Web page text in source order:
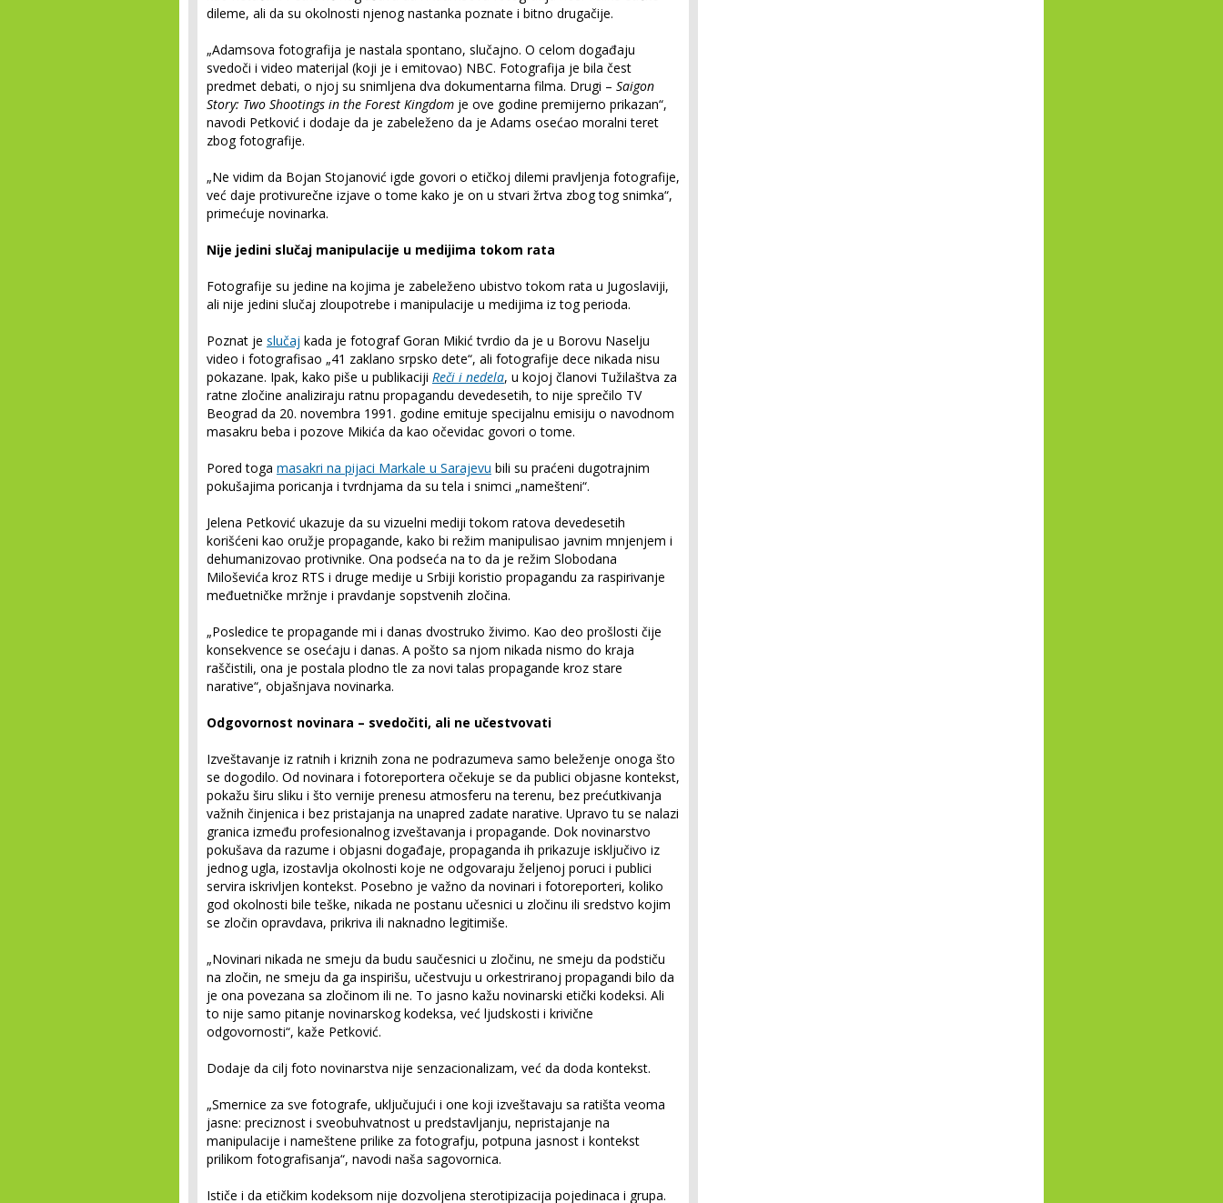
dileme, ali da su okolnosti njenog nastanka poznate i bitno drugačije.
„Adamsova fotografija je nastala spontano, slučajno. O celom događaju
svedoči i video materijal (koji je i emitovao) NBC. Fotografija je bila čest
predmet debati, o njoj su snimljena dva dokumentarna filma. Drugi – Saigon
Story: Two Shootings in the Forest Kingdom je ove godine premijerno prikazan“,
navodi Petković i dodaje da je zabeleženo da je Adams osećao moralni teret
zbog fotografije.
„Ne vidim da Bojan Stojanović igde govori o etičkoj dilemi pravljenja fotografije,
već daje protivurečne izjave o tome kako je on u stvari žrtva zbog tog snimka“,
primećuje novinarka.
Nije jedini slučaj manipulacije u medijima tokom rata
Fotografije su jedine na kojima je zabeleženo ubistvo tokom rata u Jugoslaviji,
ali nije jedini slučaj zloupotrebe i manipulacije u medijima iz tog perioda.
Poznat je slučaj kada je fotograf Goran Mikić tvrdio da je u Borovu Naselju
video i fotografisao „41 zaklano srpsko dete“, ali fotografije dece nikada nisu
pokazane. Ipak, kako piše u publikaciji Reči i nedela, u kojoj članovi Tužilaštva za
ratne zločine analiziraju ratnu propagandu devedesetih, to nije sprečilo TV
Beograd da 20. novembra 1991. godine emituje specijalnu emisiju o navodnom
masakru beba i pozove Mikića da kao očevidac govori o tome.
Pored toga masakri na pijaci Markale u Sarajevu bili su praćeni dugotrajnim
pokušajima poricanja i tvrdnjama da su tela i snimci „namešteni“.
Jelena Petković ukazuje da su vizuelni mediji tokom ratova devedesetih
korišćeni kao oružje propagande, kako bi režim manipulisao javnim mnjenjem i
dehumanizovao protivnike. Ona podseća na to da je režim Slobodana
Miloševića kroz RTS i druge medije u Srbiji koristio propagandu za raspirivanje
međuetničke mržnje i pravdanje sopstvenih zločina.
„Posledice te propagande mi i danas dvostruko živimo. Kao deo prošlosti čije
konsekvence se osećaju i danas. A pošto sa njom nikada nismo do kraja
raščistili, ona je postala plodno tle za novi talas propagande kroz stare
narative“, objašnjava novinarka.
Odgovornost novinara – svedočiti, ali ne učestvovati
Izveštavanje iz ratnih i kriznih zona ne podrazumeva samo beleženje onoga što
se dogodilo. Od novinara i fotoreportera očekuje se da publici objasne kontekst,
pokažu širu sliku i što vernije prenesu atmosferu na terenu, bez prećutkivanja
važnih činjenica i bez pristajanja na unapred zadate narative. Upravo tu se nalazi
granica između profesionalnog izveštavanja i propagande. Dok novinarstvo
pokušava da razume i objasni događaje, propaganda ih prikazuje isključivo iz
jednog ugla, izostavlja okolnosti koje ne odgovaraju željenoj poruci i publici
servira iskrivljen kontekst. Posebno je važno da novinari i fotoreporteri, koliko
god okolnosti bile teške, nikada ne postanu učesnici u zločinu ili sredstvo kojim
se zločin opravdava, prikriva ili naknadno legitimiše.
„Novinari nikada ne smeju da budu saučesnici u zločinu, ne smeju da podstiču
na zločin, ne smeju da ga inspirišu, učestvuju u orkestriranoj propagandi bilo da
je ona povezana sa zločinom ili ne. To jasno kažu novinarski etički kodeksi. Ali
to nije samo pitanje novinarskog kodeksa, već ljudskosti i krivične
odgovornosti“, kaže Petković.
Dodaje da cilj foto novinarstva nije senzacionalizam, već da doda kontekst.
„Smernice za sve fotografe, uključujući i one koji izveštavaju sa ratišta veoma
jasne: preciznost i sveobuhvatnost u predstavljanju, nepristajanje na
manipulacije i nameštene prilike za fotografju, potpuna jasnost i kontekst
prilikom fotografisanja“, navodi naša sagovornica.
Ističe i da etičkim kodeksom nije dozvoljena sterotipizacija pojedinaca i grupa.